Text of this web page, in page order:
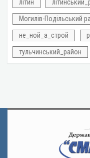
літин
Могилів-Подільський
не_ной_а_строй
тульчинський_район